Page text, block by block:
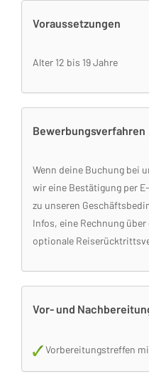
Voraussetzungen
Alter 12 bis 19 Jahre
Bewerbungsverfahren
Wenn deine Buchung bei
wir eine Bestätigung per
zu unseren
Infos, eine Rechnung
optionale
Vor- und
Vorbereitungstreffen